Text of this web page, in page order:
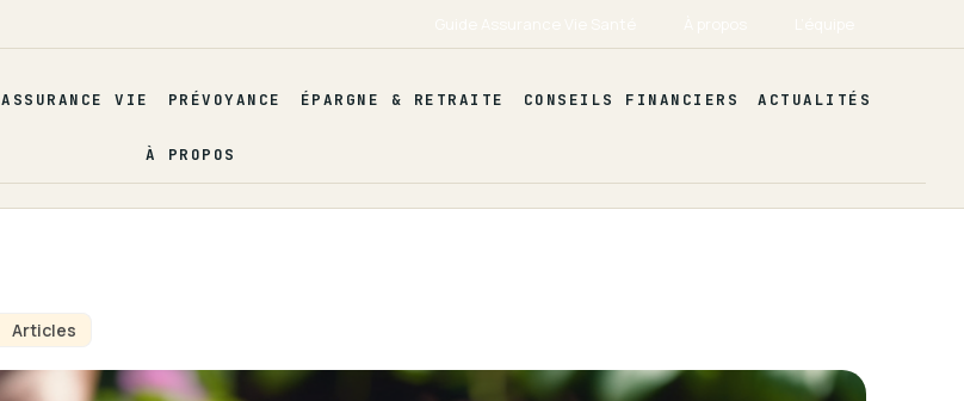
ASSURANCE VIE PRÉVOYANCE ÉPARGNE & RETRAITE CONSEILS FINANCIERS ACTUALITÉS
À PROPOS
Articles